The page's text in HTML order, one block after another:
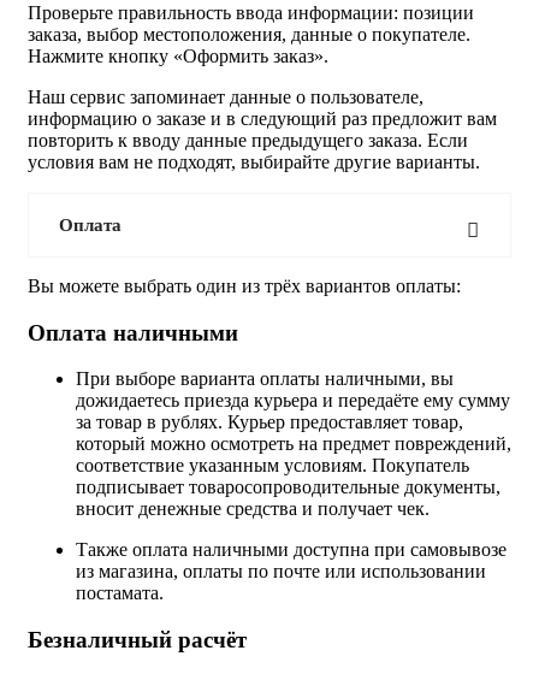
Проверьте правильность ввода информации: позиции
заказа, выбор местоположения, данные о покупателе.
Нажмите кнопку «Оформить заказ».
Наш сервис запоминает данные о пользователе,
информацию о заказе и в следующий раз предложит вам
повторить к вводу данные предыдущего заказа. Если
условия вам не подходят, выбирайте другие варианты.
Оплата
Вы можете выбрать один из трёх вариантов оплаты:
Оплата наличными
При выборе варианта оплаты наличными, вы
дожидаетесь приезда курьера и передаёте ему сумму
за товар в рублях. Курьер предоставляет товар,
который можно осмотреть на предмет повреждений,
соответствие указанным условиям. Покупатель
подписывает товаросопроводительные документы,
вносит денежные средства и получает чек.
Также оплата наличными доступна при самовывозе
из магазина, оплаты по почте или использовании
постамата.
Безналичный расчёт